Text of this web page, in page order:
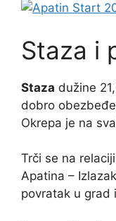
Staza i
Staza dužine
dobro
Okrepa je na
Trči se na
Apatina –
povratak u grad